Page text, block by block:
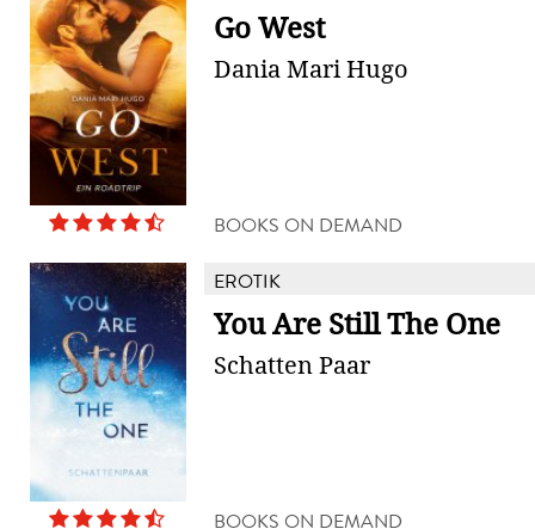
Go West
Dania Mari Hugo
BOOKS ON DEMAND
EROTIK
You Are Still The One
Schatten Paar
BOOKS ON DEMAND